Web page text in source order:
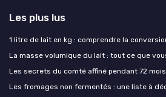
Les plus lus
1 litre de lait en kg : comprendre la
La masse volumique du lait : tout ce que
Les secrets du comté affiné pendant 72 mois
Les fromages non fermentés : une liste à